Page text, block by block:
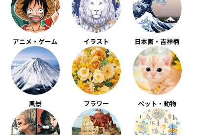
アニメ・ゲーム イラスト 日本画・吉祥柄
風景 フラワー ペット・動物